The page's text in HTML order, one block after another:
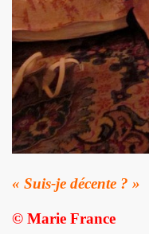
« Suis-je décente ? »
© Marie France
au 11 juin 2022 a
au 4 avril 2022 a
l album "SUPER
jouent JOHNNY